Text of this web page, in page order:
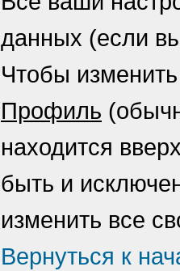
данных (если
Чтобы
Профиль
находится
быть и
изменить все
Вернуться к